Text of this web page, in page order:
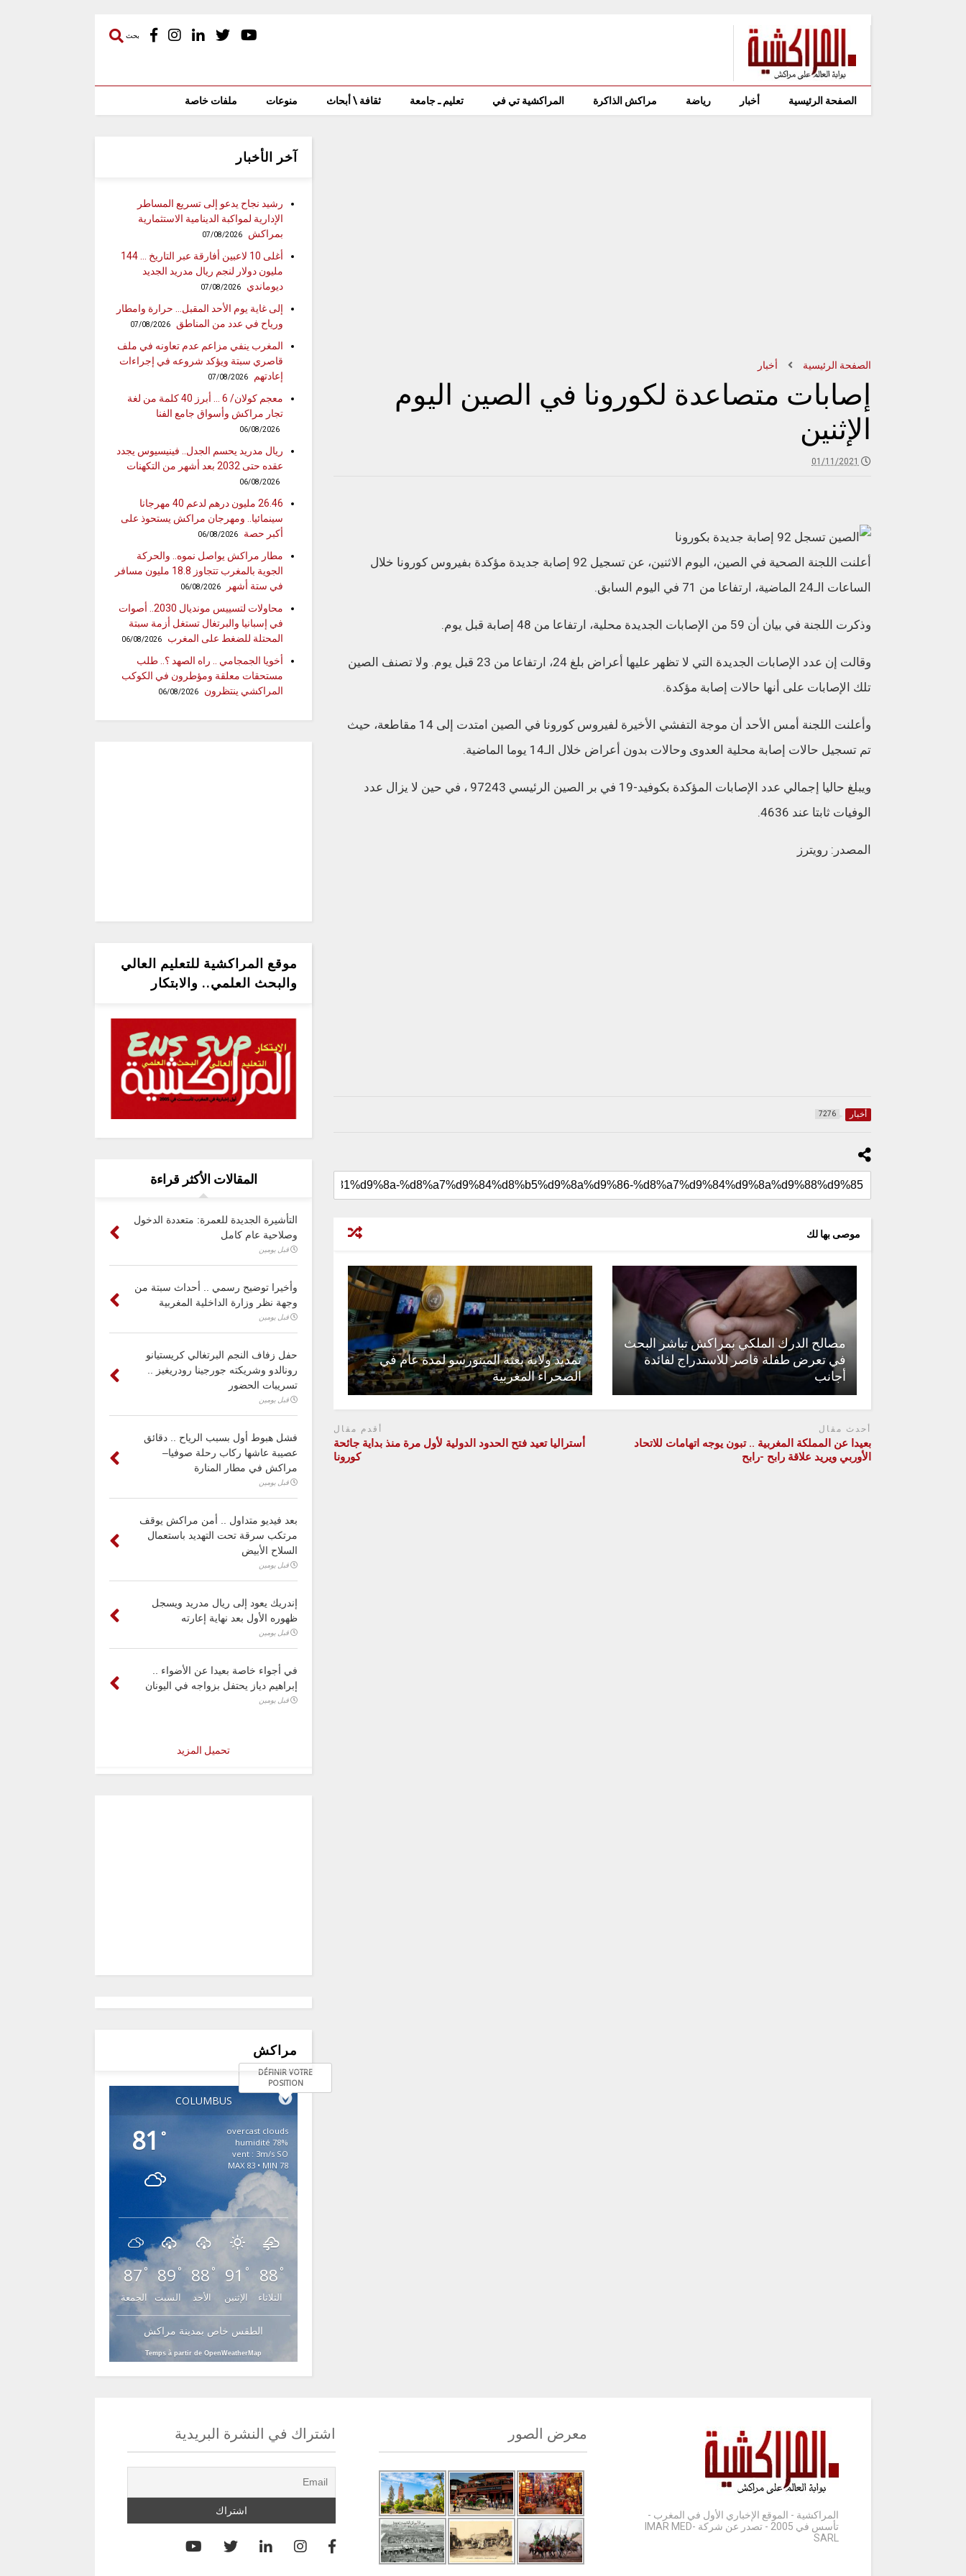
بحث
الصفحة الرئيسية أخبار رياضة مراكش الذاكرة المراكشية تي في تعليم ـ جامعة ثقافة \ أبحاث منوعات ملفات خاصة
الصفحة الرئيسية أخبار
إصابات متصاعدة لكورونا في الصين اليوم
الإثنين
01/11/2021
أعلنت اللجنة الصحية في الصين، اليوم الاثنين، عن تسجيل 92 إصابة جديدة مؤكدة بفيروس كورونا خلال
الساعات الـ24 الماضية، ارتفاعا من 71 في اليوم السابق.
وذكرت اللجنة في بيان أن 59 من الإصابات الجديدة محلية، ارتفاعا من 48 إصابة قبل يوم.
وقالت إن عدد الإصابات الجديدة التي لا تظهر عليها أعراض بلغ 24، ارتفاعا من 23 قبل يوم. ولا تصنف الصين
تلك الإصابات على أنها حالات إصابة مؤكدة.
وأعلنت اللجنة أمس الأحد أن موجة التفشي الأخيرة لفيروس كورونا في الصين امتدت إلى 14 مقاطعة، حيث
تم تسجيل حالات إصابة محلية العدوى وحالات بدون أعراض خلال الـ14 يوما الماضية.
ويبلغ حاليا إجمالي عدد الإصابات المؤكدة بكوفيد-19 في بر الصين الرئيسي 97243 ، في حين لا يزال عدد
الوفيات ثابتا عند 4636.
المصدر: رويترز
أخبار 7276
موصى بها لك
مصالح الدرك الملكي بمراكش تباشر البحث
في تعرض طفلة قاصر للاستدراج لفائدة
أجانب
تمديد ولاية بعثة المينورسو لمدة عام في
الصحراء المغربية
أحدث مقال
بعيدا عن المملكة المغربية .. تبون يوجه اتهامات للاتحاد
الأوربي ويريد علاقة رابح -رابح
أقدم مقال
أستراليا تعيد فتح الحدود الدولية لأول مرة منذ بداية جائحة
كورونا
آخر الأخبار
رشيد نجاح يدعو إلى تسريع المساطر
الإدارية لمواكبة الدينامية الاستثمارية
بمراكش
07/08/2026
أغلى 10 لاعبين أفارقة عبر التاريخ … 144
مليون دولار لنجم ريال مدريد الجديد
ديوماندي
07/08/2026
إلى غاية يوم الأحد المقبل… حرارة وامطار
ورياح في عدد من المناطق
07/08/2026
المغرب ينفي مزاعم عدم تعاونه في ملف
قاصري سبتة ويؤكد شروعه في إجراءات
إعادتهم
07/08/2026
معجم كولان/ 6 … أبرز 40 كلمة من لغة
تجار مراكش وأسواق جامع الفنا
06/08/2026
ريال مدريد يحسم الجدل.. فينيسيوس يجدد
عقده حتى 2032 بعد أشهر من التكهنات
06/08/2026
26.46 مليون درهم لدعم 40 مهرجانا
سينمائيا.. ومهرجان مراكش يستحوذ على
أكبر حصة
06/08/2026
مطار مراكش يواصل نموه.. والحركة
الجوية بالمغرب تتجاوز 18.8 مليون مسافر
في ستة أشهر
06/08/2026
محاولات لتسييس مونديال 2030.. أصوات
في إسبانيا والبرتغال تستغل أزمة سبتة
المحتلة للضغط على المغرب
06/08/2026
أخويا الجمجامي .. راه الصهد ؟.. طلب
مستحقات معلقة ومؤطرون في الكوكب
المراكشي ينتظرون
06/08/2026
موقع المراكشية للتعليم العالي
والبحث العلمي.. والابتكار
المقالات الأكثر قراءة
التأشيرة الجديدة للعمرة: متعددة الدخول
وصلاحية عام كامل
قبل يومين
وأخيرا توضيح رسمي .. أحداث سبتة من
وجهة نظر وزارة الداخلية المغربية
قبل يومين
حفل زفاف النجم البرتغالي كريستيانو
رونالدو وشريكته جورجينا رودريغيز ..
تسريبات الحضور
قبل يومين
فشل هبوط أول بسبب الرياح .. دقائق
عصيبة عاشها ركاب رحلة صوفيا–
مراكش في مطار المنارة
قبل يومين
بعد فيديو متداول .. أمن مراكش يوقف
مرتكب سرقة تحت التهديد باستعمال
السلاح الأبيض
قبل يومين
إندريك يعود إلى ريال مدريد ويسجل
ظهوره الأول بعد نهاية إعارته
قبل يومين
في أجواء خاصة بعيدا عن الأضواء ..
إبراهيم دياز يحتفل بزواجه في اليونان
قبل يومين
تحميل المزيد
مراكش
COLUMBUS
DÉFINIR VOTRE
POSITION
81 °
overcast clouds
78% humidité
vent : 3m/s SO
MAX 83 • MIN 78
87 °
الجمعة
89 °
السبت
88 °
الأحد
91 °
الإثنين
88 °
الثلاثاء
الطقس خاص بمدينة مراكش
Temps à partir de OpenWeatherMap
المراكشية - الموقع الإخباري الأول في المغرب -
تأسس في 2005 - تصدر عن شركة IMAR MED-
SARL
معرض الصور اشتراك في النشرة البريدية